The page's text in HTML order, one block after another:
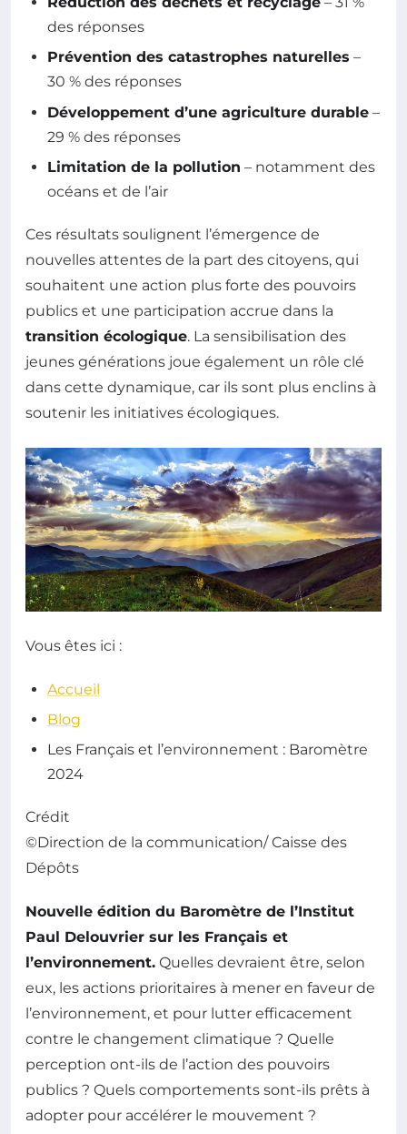
des réponses
Prévention des catastrophes naturelles –
30 % des réponses
Développement d’une agriculture durable –
29 % des réponses
Limitation de la pollution – notamment des
océans et de l’air
Ces résultats soulignent l’émergence de
nouvelles attentes de la part des citoyens, qui
souhaitent une action plus forte des pouvoirs
publics et une participation accrue dans la
transition écologique. La sensibilisation des
jeunes générations joue également un rôle clé
dans cette dynamique, car ils sont plus enclins à
soutenir les initiatives écologiques.
Vous êtes ici :
Accueil
Blog
Les Français et l’environnement : Baromètre
2024
Crédit
©Direction de la communication/ Caisse des
Dépôts
Nouvelle édition du Baromètre de l’Institut
Paul Delouvrier sur les Français et
l’environnement. Quelles devraient être, selon
eux, les actions prioritaires à mener en faveur de
l’environnement, et pour lutter efficacement
contre le changement climatique ? Quelle
perception ont-ils de l’action des pouvoirs
publics ? Quels comportements sont-ils prêts à
adopter pour accélérer le mouvement ?